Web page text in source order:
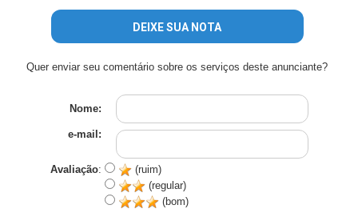
DEIXE SUA NOTA
Quer enviar seu comentário sobre os serviços deste anunciante?
Nome:
e-mail:
Avaliação:
(ruim)
(regular)
(bom)